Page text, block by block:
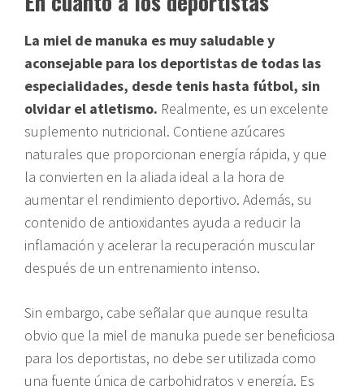
La miel de manuka es muy saludable y
aconsejable para los deportistas de todas las
especialidades, desde tenis hasta fútbol, sin
olvidar el atletismo. Realmente, es un excelente
suplemento nutricional. Contiene azúcares
naturales que proporcionan energía rápida, y que
la convierten en la aliada ideal a la hora de
aumentar el rendimiento deportivo. Además, su
contenido de antioxidantes ayuda a reducir la
inflamación y acelerar la recuperación muscular
después de un entrenamiento intenso.
Sin embargo, cabe señalar que aunque resulta
obvio que la miel de manuka puede ser beneficiosa
para los deportistas, no debe ser utilizada como
una fuente única de carbohidratos y energía. Es